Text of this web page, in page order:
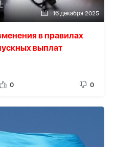
16 декабря 2025
в правилах
выплат
0 0